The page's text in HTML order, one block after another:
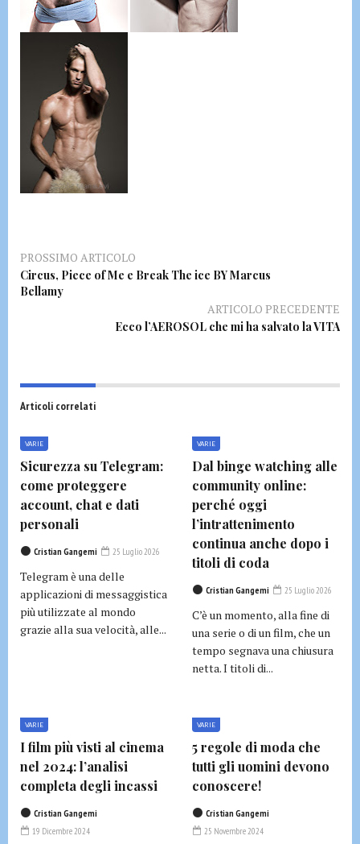
PROSSIMO ARTICOLO
Circus, Piece of Me e Break The ice BY Marcus
Bellamy
ARTICOLO PRECEDENTE
Ecco l’AEROSOL che mi ha salvato la VITA
Articoli correlati
VARIE
Sicurezza su Telegram:
come proteggere
account, chat e dati
personali
Cristian Gangemi 25 Luglio 2026
Telegram è una delle
applicazioni di messaggistica
più utilizzate al mondo
grazie alla sua velocità, alle...
VARIE
Dal binge watching alle
community online:
perché oggi
l’intrattenimento
continua anche dopo i
titoli di coda
Cristian Gangemi 25 Luglio 2026
C’è un momento, alla fine di
una serie o di un film, che un
tempo segnava una chiusura
netta. I titoli di...
VARIE
I film più visti al cinema
nel 2024: l’analisi
completa degli incassi
Cristian Gangemi
19 Dicembre 2024
VARIE
5 regole di moda che
tutti gli uomini devono
conoscere!
Cristian Gangemi
25 Novembre 2024